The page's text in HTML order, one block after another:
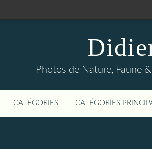
Photos de Nature, Faune
CATÉGORIES CATÉGORIES